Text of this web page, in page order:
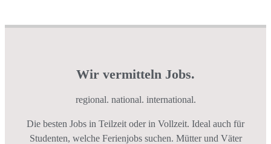
Wir vermitteln Jobs.
regional. national. international.
Die besten Jobs in Teilzeit oder in Vollzeit. Ideal auch für
Studenten, welche Ferienjobs suchen. Mütter und Väter